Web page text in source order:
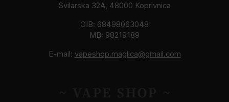
Svilarska 32A, 48000 Koprivnica
OIB: 68498063048
MB: 98219189
E-mail: vapeshop.maglica@gmail.com